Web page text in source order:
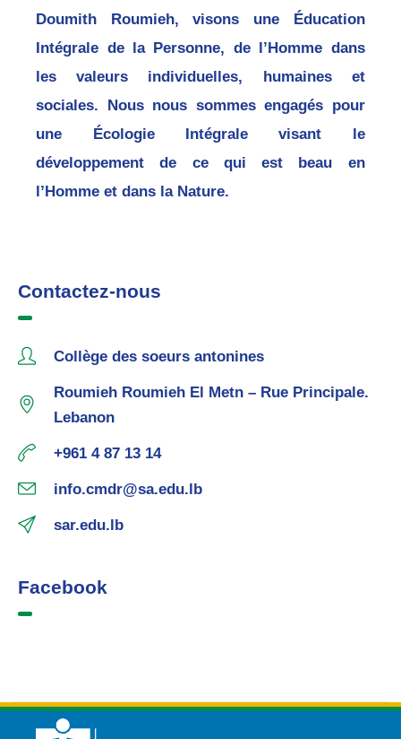
Doumith Roumieh, visons une Éducation
Intégrale de la Personne, de l’Homme dans
les valeurs individuelles, humaines et
sociales. Nous nous sommes engagés pour
une Écologie Intégrale visant le
développement de ce qui est beau en
l’Homme et dans la Nature.
Contactez-nous
Collège des soeurs antonines
Roumieh Roumieh El Metn – Rue Principale.
Lebanon
+961 4 87 13 14
info.cmdr@sa.edu.lb
sar.edu.lb
Facebook